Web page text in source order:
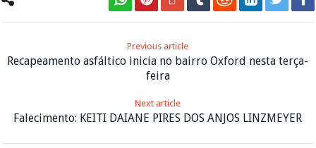
Previous article
Recapeamento asfáltico inicia no bairro Oxford nesta terça-
feira
Next article
Falecimento: KEITI DAIANE PIRES DOS ANJOS LINZMEYER